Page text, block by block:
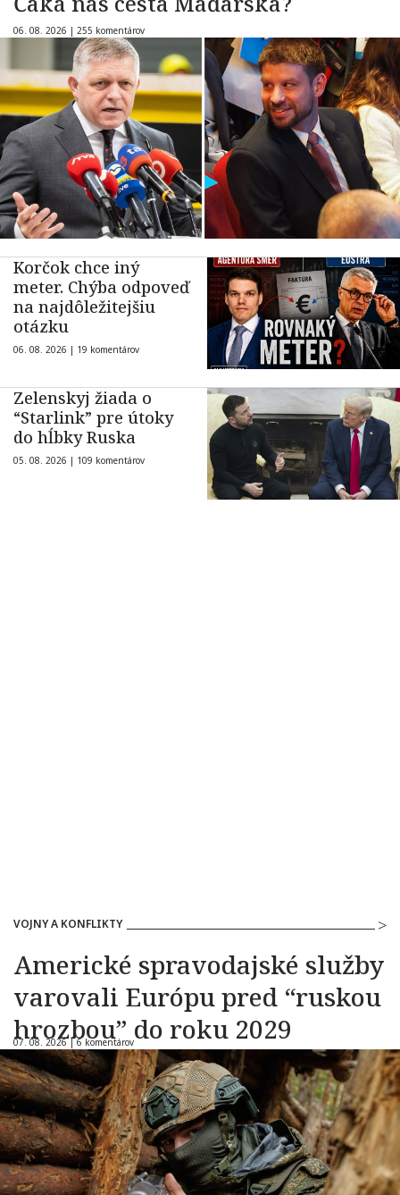
06. 08. 2026 | 255 komentárov
Korčok chce iný
meter. Chýba odpoveď
na najdôležitejšiu
otázku
06. 08. 2026 | 19 komentárov
Zelenskyj žiada o
“Starlink” pre útoky
do hĺbky Ruska
05. 08. 2026 | 109 komentárov
VOJNY A KONFLIKTY
Americké spravodajské služby
varovali Európu pred “ruskou
hrozbou” do roku 2029
07. 08. 2026 |6 komentárov